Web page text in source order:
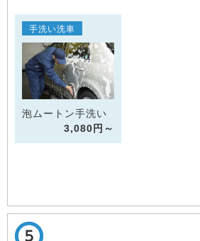
手洗い洗車
泡ムートン手洗い
3,080円～